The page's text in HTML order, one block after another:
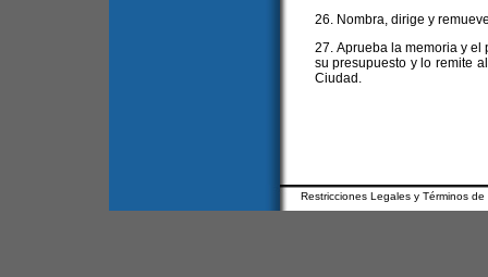
26. Nombra, dirige y
27. Aprueba la memoria y
su presupuesto y lo remite
Ciudad.
Restricciones Legales y Términos de